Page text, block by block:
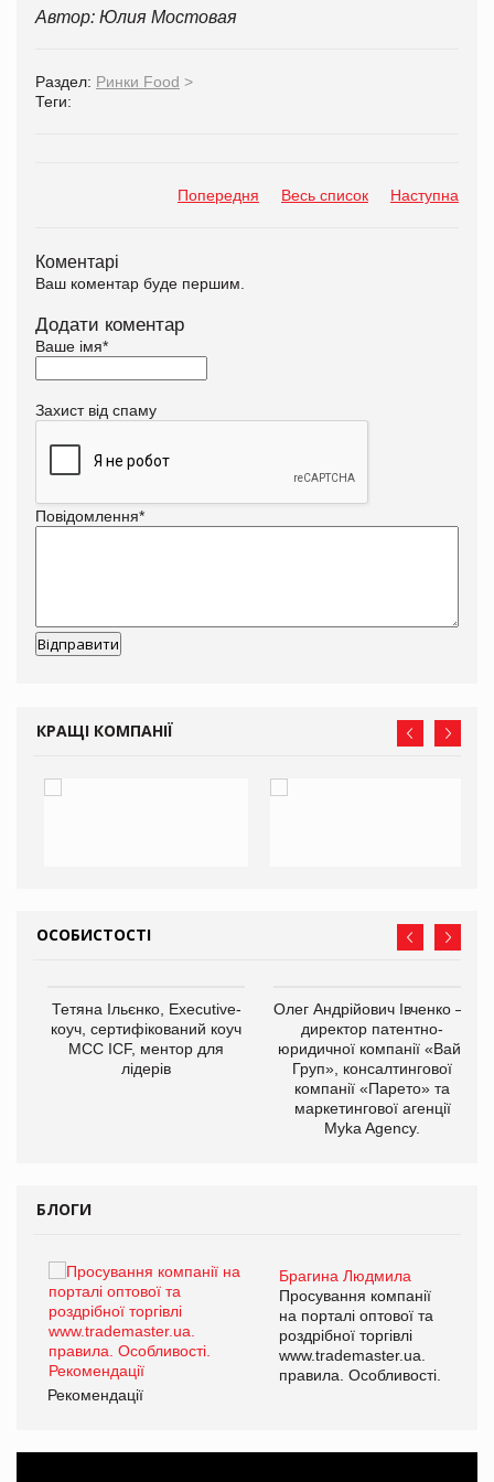
Автор: Юлия Мостовая
Раздел: Ринки Food >
Теги:
Попередня Весь список Наступна
Коментарі
Ваш коментар буде першим.
Додати коментар
Ваше імя*
Захист від спаму
Повідомлення*
КРАЩІ КОМПАНІЇ
ОСОБИСТОСТІ
Тетяна Ільєнко, Executive-
коуч, сертифікований коуч
МСС ICF, ментор для
лідерів
Олег Андрійович Івченко —
директор патентно-
юридичної компанії «Вайз
Груп», консалтингової
компанії «Парето» та
маркетингової агенції
Myka Agency.
БЛОГИ
Брагина Людмила
Просування компанії
на порталі оптової та
роздрібної торгівлі
www.trademaster.ua.
правила. Особливості.
Рекомендації